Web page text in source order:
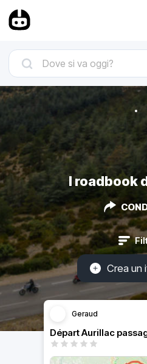
I roadbook
Crea un
Geraud